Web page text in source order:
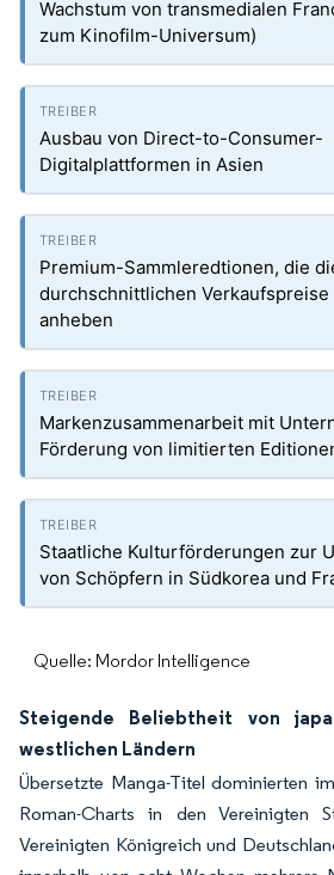
Wachstum von transmedialen
zum Kinofilm-Universum)
Ausbau von Direct-to-Consumer-
Digitalplattformen in Asien
Premium-Sammleredtionen, die
durchschnittlichen Verkaufspreise
anheben
Markenzusammenarbeit mit
Förderung von limitierten
Staatliche Kulturförderungen zur
von Schöpfern in Südkorea und
Quelle: Mordor Intelligence
Steigende Beliebtheit von
westlichen Ländern
Übersetzte Manga-Titel dominierten
Roman-Charts in den Vereinigten
Vereinigten Königreich und